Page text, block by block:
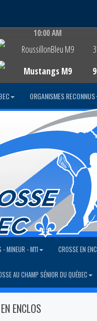
10:00 AM
RoussillonBleu M9
Mustangs M9
3
9
ORGANISMES RECONNUS
- MINEUR - M11 CROSSE EN
AU CHAMP SÉNIOR DU QUÉBEC
ENCLOS